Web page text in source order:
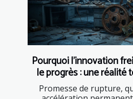
Pourquoi l’innovation
le progrès : une réalité
Promesse de rupture,